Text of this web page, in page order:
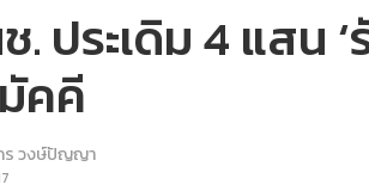
. ประเดิม 4 แสน
คคี
ร วงษ์ปัญญา